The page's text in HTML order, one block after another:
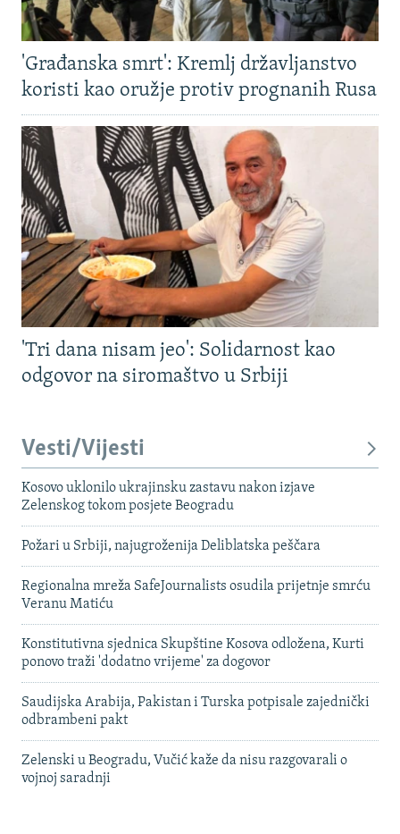
'Građanska smrt': Kremlj državljanstvo
koristi kao oružje protiv prognanih Rusa
'Tri dana nisam jeo': Solidarnost kao
odgovor na siromaštvo u Srbiji
Vesti/Vijesti
Kosovo uklonilo ukrajinsku zastavu nakon izjave
Zelenskog tokom posjete Beogradu
Požari u Srbiji, najugroženija Deliblatska peščara
Regionalna mreža SafeJournalists osudila prijetnje smrću
Veranu Matiću
Konstitutivna sjednica Skupštine Kosova odložena, Kurti
ponovo traži 'dodatno vrijeme' za dogovor
Saudijska Arabija, Pakistan i Turska potpisale zajednički
odbrambeni pakt
Zelenski u Beogradu, Vučić kaže da nisu razgovarali o
vojnoj saradnji